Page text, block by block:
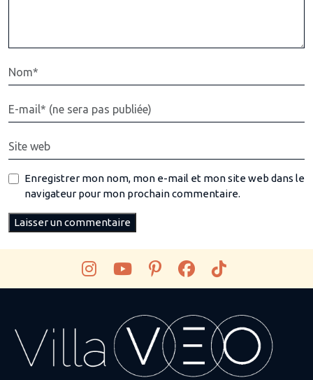
Enregistrer mon nom, mon e-mail et mon site web dans le
navigateur pour mon prochain commentaire.